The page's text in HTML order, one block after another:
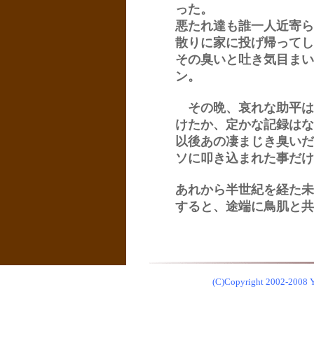
った。
悪たれ達も誰一人近寄
散りに家に投げ帰って
その臭いと吐き気目ま
ン。
その晩、哀れな助平
けたか、定かな記録は
以後あの凄まじき臭い
ソに叩き込まれた事だ
あれから半世紀を経た
すると、途端に鳥肌と
(C)Copyright 2002-2008